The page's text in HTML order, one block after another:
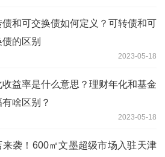
债和可交换债如何定义？可转债和可
的区别
2023-05-18
收益率是什么意思？理财年化和基金
啥区别？
2023-05-18
来袭！600㎡文墨超级市场入驻天津